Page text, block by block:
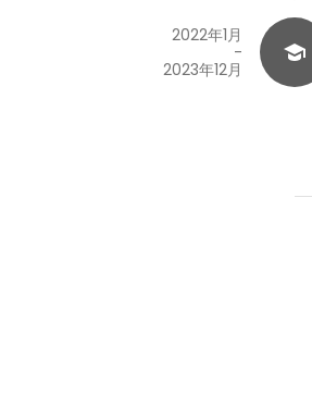
2022年1月
-
2023年12月